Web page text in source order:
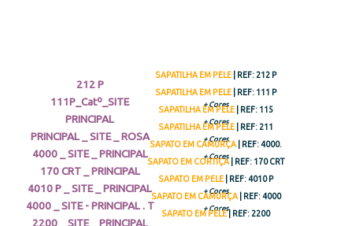
SAPATILHA EM PELE
| REF: 212 P
SAPATILHA EM PELE | REF: 111 P
+ Cores
SAPATILHA EM PELE | REF: 115
+ Cores
SAPATILHA EM PELE | REF: 211
+ Cores
SAPATO EM CAMURÇA | REF: 4000.
+ Cores
SAPATO EM CORTIÇA
| REF: 170 CRT
SAPATO EM PELE | REF: 4010 P
+ Cores
SAPATO EM CAMURÇA | REF: 4000
+ Cores
SAPATO EM PELE| REF: 2200